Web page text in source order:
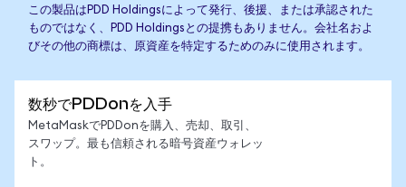
この製品はPDD Holdingsによって発行、後援、または承認された
ものではなく、PDD Holdingsとの提携もありません。会社名およ
びその他の商標は、原資産を特定するためのみに使用されます。
数秒でPDDonを入手
MetaMaskでPDDonを購入、売却、取引、
スワップ。最も信頼される暗号資産ウォレッ
ト。